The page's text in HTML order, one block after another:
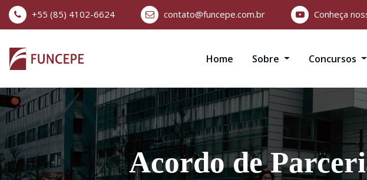
+55 (85) 4102-6624 contato@funcepe.com.br Conheça
Home Sobre Concursos
Acordo de